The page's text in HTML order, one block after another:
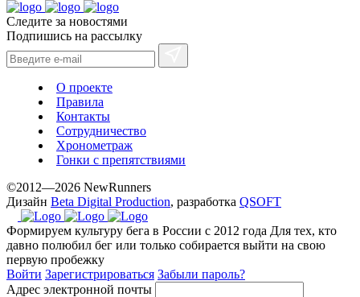
Следите за новостями
Подпишись на рассылку
О проекте
Правила
Контакты
Сотрудничество
Хронометраж
Гонки с препятствиями
©2012—2026 NewRunners
Дизайн Beta Digital Production, разработка QSOFT
Формируем культуру бега в России с 2012 года Для тех, кто
давно полюбил бег или только собирается выйти на свою
первую пробежку
Войти Зарегистрироваться Забыли пароль?
Адрес электронной почты